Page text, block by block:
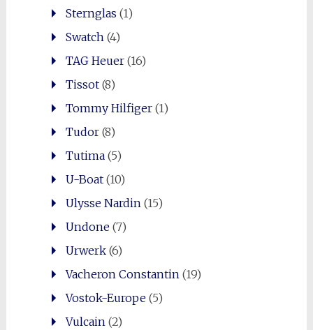
Sternglas (1)
Swatch(4)
TAG Heuer(16)
Tissot(8)
Tommy Hilfiger(1)
Tudor(8)
Tutima(5)
U-Boat(10)
Ulysse Nardin(15)
Undone(7)
Urwerk(6)
Vacheron Constantin(19)
Vostok-Europe(5)
Vulcain(2)